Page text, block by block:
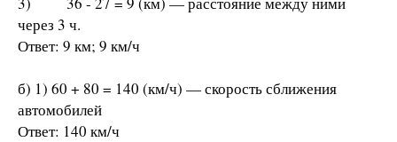
через 3 ч.
Ответ: 9 км; 9 км/ч
б) 1) 60 + 80 = 140 (км/ч) — скорость сближения
автомобилей
Ответ: 140 км/ч